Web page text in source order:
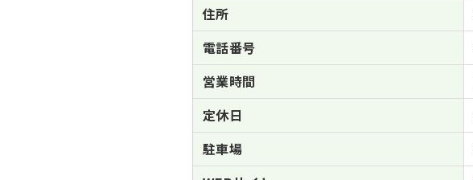
住所
電話番号
営業時間
定休日
駐車場